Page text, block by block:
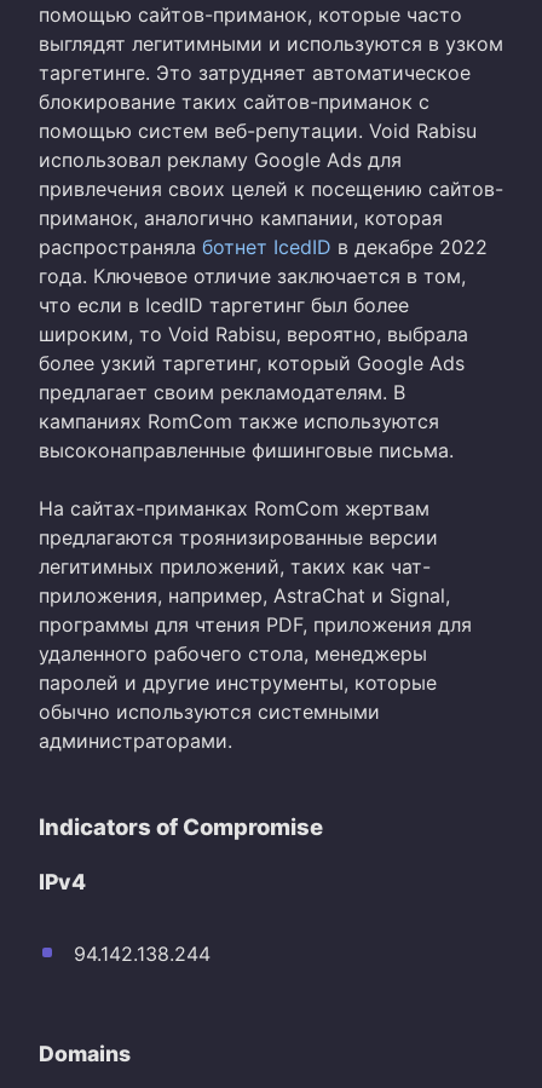
помощью сайтов-приманок, которые часто
выглядят легитимными и используются в узком
таргетинге. Это затрудняет автоматическое
блокирование таких сайтов-приманок с
помощью систем веб-репутации. Void Rabisu
использовал рекламу Google Ads для
привлечения своих целей к посещению сайтов-
приманок, аналогично кампании, которая
распространяла ботнет IcedID в декабре 2022
года. Ключевое отличие заключается в том,
что если в IcedID таргетинг был более
широким, то Void Rabisu, вероятно, выбрала
более узкий таргетинг, который Google Ads
предлагает своим рекламодателям. В
кампаниях RomCom также используются
высоконаправленные фишинговые письма.
На сайтах-приманках RomCom жертвам
предлагаются троянизированные версии
легитимных приложений, таких как чат-
приложения, например, AstraChat и Signal,
программы для чтения PDF, приложения для
удаленного рабочего стола, менеджеры
паролей и другие инструменты, которые
обычно используются системными
администраторами.
Indicators of Compromise
IPv4
94.142.138.244
Domains